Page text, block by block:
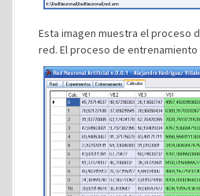
Esta imagen muestra el proceso
red. El proceso de